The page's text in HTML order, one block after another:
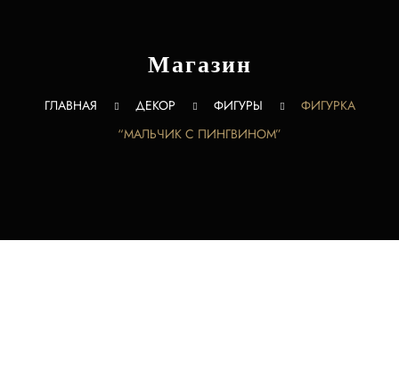
Магазин
ГЛАВНАЯ ДЕКОР ФИГУРЫ
ФИГУРКА
“МАЛЬЧИК С ПИНГВИНОМ”